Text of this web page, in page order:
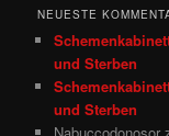
NEUESTE
und Sterben
und Sterben
Nabuccodonosor